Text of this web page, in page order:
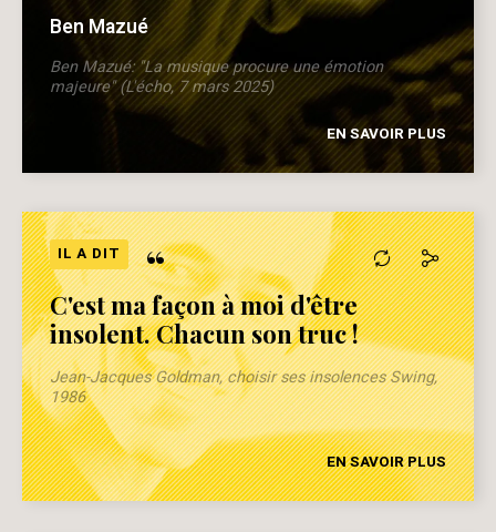
Ben Mazué
Ben Mazué: "La musique procure une émotion
majeure" (L'écho, 7 mars 2025)
EN SAVOIR PLUS
IL A DIT “
C'est ma façon à moi d'être
insolent. Chacun son truc !
Jean-Jacques Goldman, choisir ses insolences Swing,
1986
EN SAVOIR PLUS